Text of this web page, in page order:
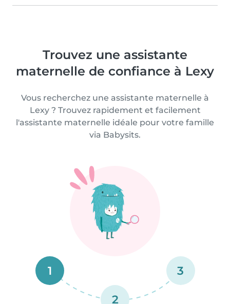
Trouvez une assistante
maternelle de confiance à Lexy
Vous recherchez une assistante maternelle à
Lexy ? Trouvez rapidement et facilement
l'assistante maternelle idéale pour votre famille
via Babysits.
1
2
3